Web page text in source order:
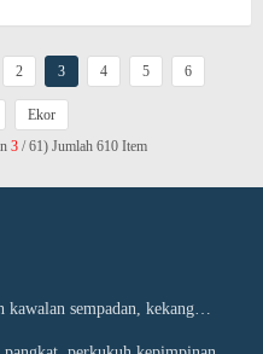
2 3 4 5 6
Ekor
3/ 61) Jumlah 610 Item
sempadan, kekang